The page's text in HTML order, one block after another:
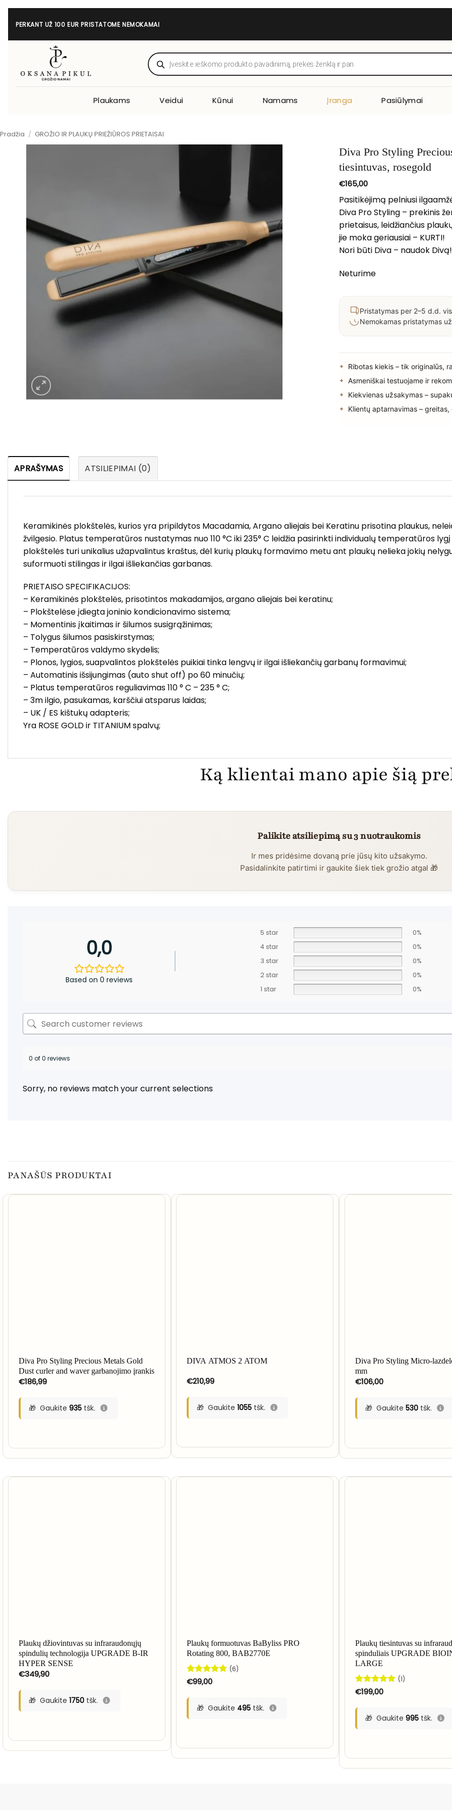
Skip
PERKANT UŽ 100 EUR PRISTATOME NEMOKAMAI
Products
search
Plaukams Veidui Kūnui Namams Įranga Pasiūlymai
Pradžia / GROŽIO IR PLAUKŲ PRIEŽIŪROS PRIETAISAI
Diva Pro Styling
tiesintuvas, rosegold
€165,00
Pasitikėjimą pelniusi
Diva Pro Styling – prekinis
prietaisus, leidžiančius
jie moka geriausiai – KURTI!
Nori būti Diva – naudok Divą!
Neturime
Pristatymas per 2–5 d.d.
Nemokamas pristatymas
Ribotas kiekis – tik originalūs,
Asmeniškai testuojame ir
Kiekvienas užsakymas –
Klientų aptarnavimas –
APRAŠYMAS ATSILIEPIMAI (0)
Keramikinės plokštelės, kurios yra pripildytos Macadamia, Argano aliejais bei Keratinu prisotina plaukus,
žvilgesio. Platus temperatūros nustatymas nuo 110 °C iki 235° C leidžia pasirinkti individualų temperatūros
plokštelės turi unikalius užapvalintus kraštus, dėl kurių plaukų formavimo metu ant plaukų nelieka jokių
suformuoti stilingas ir ilgai išliekančias garbanas.
PRIETAISO SPECIFIKACIJOS:
– Keramikinės plokštelės, prisotintos makadamijos, argano aliejais bei keratinu;
– Plokštelėse įdiegta joninio kondicionavimo sistema;
– Momentinis įkaitimas ir šilumos susigrąžinimas;
– Tolygus šilumos pasiskirstymas;
– Temperatūros valdymo skydelis;
– Plonos, lygios, suapvalintos plokštelės puikiai tinka lengvų ir ilgai išliekančių garbanų formavimui;
– Automatinis išsijungimas (auto shut off) po 60 minučių;
– Platus temperatūros reguliavimas 110 ° C – 235 ° C;
– 3m ilgio, pasukamas, karščiui atsparus laidas;
– UK / ES kištukų adapteris;
Yra ROSE GOLD ir TITANIUM spalvų;
Ką klientai mano apie šią
Palikite atsiliepimą su 3 nuotraukomis
Ir mes pridėsime dovaną prie jūsų kito užsakymo.
Pasidalinkite patirtimi ir gaukite šiek tiek grožio atgal 🎁
0,0
Based on 0 reviews
5 star
0%
4 star
0%
3 star
0%
2 star
0%
1 star
0%
0 of 0 reviews
Sorry, no reviews match your current selections
PANAŠŪS PRODUKTAI
Diva Pro Styling Precious Metals Gold
Dust curler and waver garbanojimo įrankis
€186,99
Gaukite 935tšk.
DIVA ATMOS 2 ATOM
€210,99
Gaukite1055 tšk.
Diva Pro Styling Micro-
mm
€106,00
Gaukite 530tšk.
Plaukų džiovintuvas su infraraudonųjų
spindulių technologija UPGRADE B-IR
HYPER SENSE
€349,90
Gaukite 1750tšk.
Plaukų formuotuvas BaByliss PRO
Rotating 800, BAB2770E
Įvertinimas:
(6)
€99,00
Gaukite 495 tšk.
Plaukų tiesintuvas su
spinduliais UPGRADE
LARGE
Įvertinimas:
(1)
€199,00
Gaukite 995tšk.